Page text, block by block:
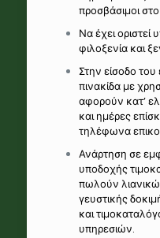
προσβάσιμοι
Να έχει
φιλοξενία και
Στην είσοδο του
πινακίδα με
αφορούν κατ’
και ημέρες
τηλέφωνα
Ανάρτηση σε
υποδοχής
πωλούν
γευστικής
και
υπηρεσιών.